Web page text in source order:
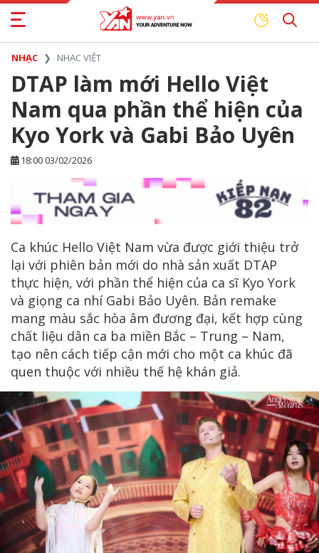
NHẠC NHẠC VIỆT
DTAP làm mới Hello Việt
Nam qua phần thể hiện của
Kyo York và Gabi Bảo Uyên
18:00 03/02/2026
Ca khúc Hello Việt Nam vừa được giới thiệu trở
lại với phiên bản mới do nhà sản xuất DTAP
thực hiện, với phần thể hiện của ca sĩ Kyo York
và giọng ca nhí Gabi Bảo Uyên. Bản remake
mang màu sắc hòa âm đương đại, kết hợp cùng
chất liệu dân ca ba miền Bắc – Trung – Nam,
tạo nên cách tiếp cận mới cho một ca khúc đã
quen thuộc với nhiều thế hệ khán giả.